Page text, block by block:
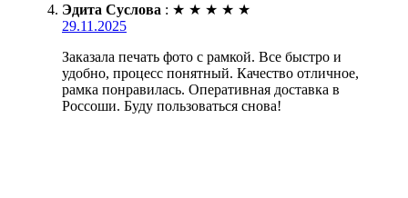
Эдита Суслова : ★ ★ ★ ★ ★
29.11.2025
Заказала печать фото с рамкой. Все быстро и
удобно, процесс понятный. Качество отличное,
рамка понравилась. Оперативная доставка в
Россоши. Буду пользоваться снова!